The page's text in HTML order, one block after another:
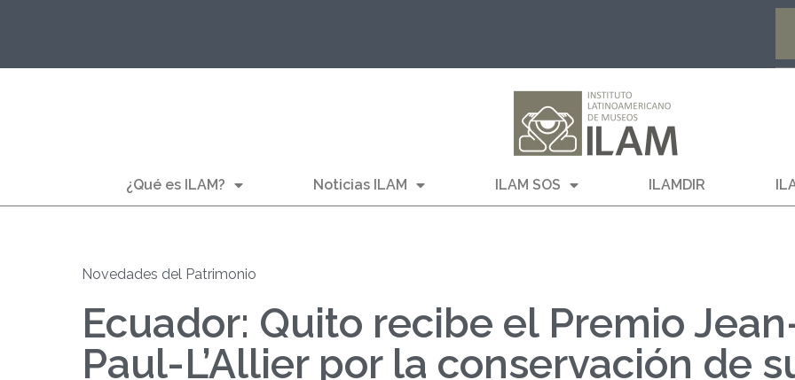
¿Qué es ILAM? Noticias ILAM ILAM SOS ILAMDIR
Novedades del Patrimonio
Ecuador: Quito recibe el Premio
Paul-L’Allier por la conservación de